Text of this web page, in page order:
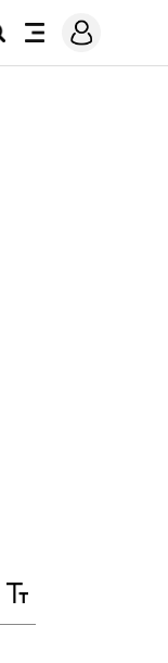
전
메
그
텍
트